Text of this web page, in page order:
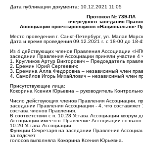
Дата публикации документа: 10.12.2021 11:05
Протокол № 739-ПА
очередного заседания
Ассоциации проектировщиков «Национальное
Место проведения г. Санкт-Петербург, ул. Малая
Дата и время проведения 09.12.2021 г. с 18-00 до 18-
Из 4 действующих членов Правления Ассоциации
заседании Правления Ассоциации приняли участие 4
1. Кругликов Артур Викторович – Председатель
2. Еремин Юрий Сергеевич;
3. Еремина Алла Федоровна – независимый член
4. Самойлов Игорь Михайлович – независимый член
Присутствующие лица:
Кокорина Ксения Юрьевна – руководитель
Число действующих членов Правления Ассоциации,
заседании Правления Ассоциации - 4, что составляет
состава членов Правления.
В соответствии с п. 10.28 Устава Ассоциации кворум
Ассоциации имеется. Правление Ассоциации созвано
10.20 Устава Ассоциации.
Функции Секретаря на заседании Правления
за подсчет
голосов выполняла Кокорина Ксения Юрьевна.